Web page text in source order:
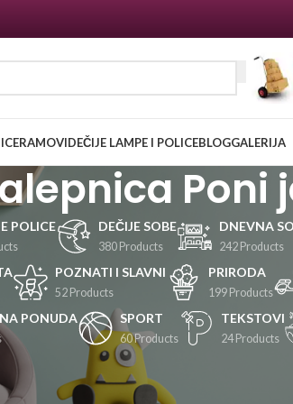
RAMOVIDEČIJE LAMPE I POLICEBLOGGALERIJA
Poni
POLICE DEČIJE SOBE
380 Products
DNEVNA
242 Products
POZNATI I SLAVNI
52 Products
PRIRODA
199 Products
PONUDA SPORT
60 Products
TEKSTOVI
24 Products